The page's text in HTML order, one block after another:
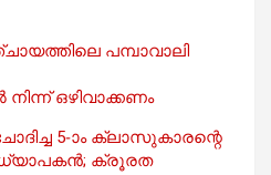
പമ്പാവാലി
ഒഴിവാക്കണം
5-ാം ക്ലാസുകാരന്റെ
ക്രൂരത